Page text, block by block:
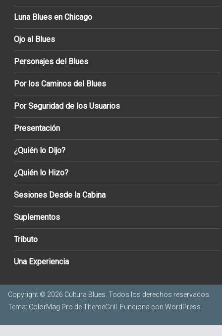
Luna Blues en Chicago
Ojo al Blues
Personajes del Blues
Por los Caminos del Blues
Por Seguridad de los Usuarios
Presentación
¿Quién lo Dijo?
¿Quién lo Hizo?
Sesiones Desde la Cabina
Suplementos
Tributo
Una Experiencia
Copyright © 2026 Cultura Blues . Todos los derechos reservados.
Tema: ColorMag Pro de ThemeGrill. Funciona con WordPress